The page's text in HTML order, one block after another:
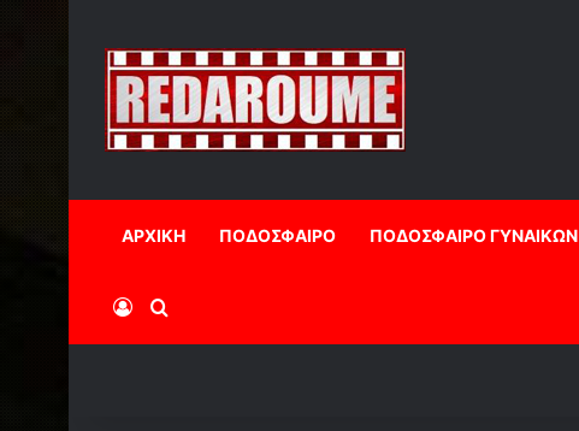
ΑΡΧΙΚΗ ΠΟΔΟΣΦΑΙΡΟ ΠΟΔΟΣΦΑΙΡΟ ΓΥΝΑΙΚΩΝ
Log InΑναζήτηση